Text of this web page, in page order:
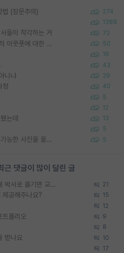
법 (장문주의) 274
1388
들이 착각하는 거 72
포스텍 억까에 대해 (동문의 학문적 아웃풋에 대한 반박) 50
16
43
니냐 29
정 40
5
12
는데 13
5
정보보안 연구하는 입장에선 식별가능한 사진을 올리는건 비추이긴함 5
근 댓글이 많이 달린 글
SSH 박사과정을 그만두고 지방대 박사로 옮기면 교수의 꿈은 끝일까요? 21
제공해주나요? 15
12
트폴리오 9
8
받나요 10
17